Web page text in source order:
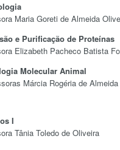
Maria Goreti de Almeida
e Purificação de Proteínas
Elizabeth Pacheco Batista
Molecular Animal
Márcia Rogéria de
I
Tânia Toledo de Oliveira